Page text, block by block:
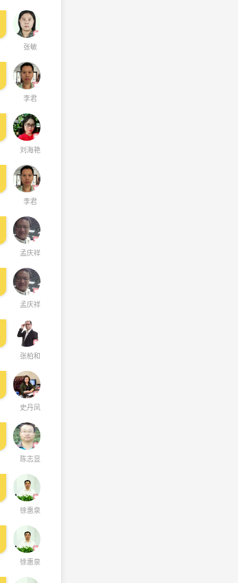
张敏
李君
刘海艳
李君
孟庆祥
孟庆祥
张柏和
史丹凤
陈志显
徐惠泉
徐惠泉